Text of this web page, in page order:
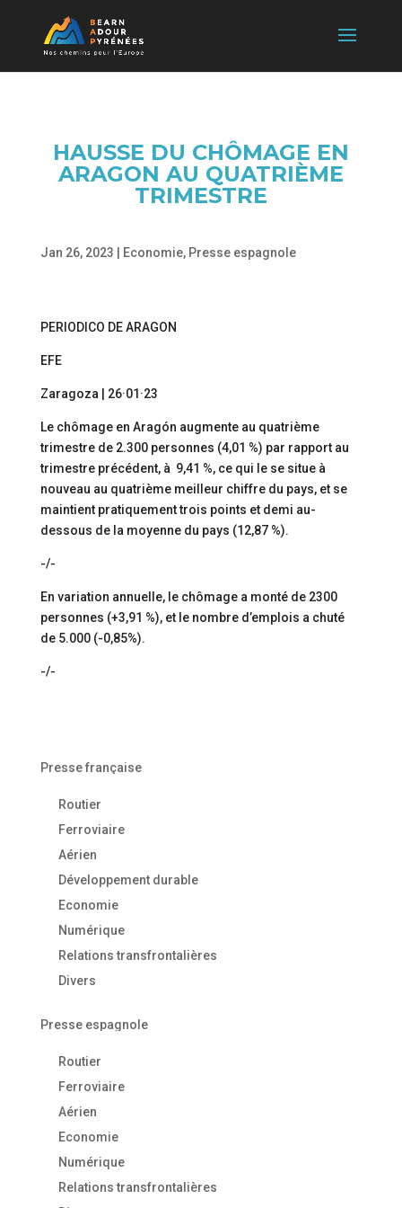
HAUSSE DU CHÔMAGE EN
ARAGON AU QUATRIÈME
TRIMESTRE
Jan 26, 2023 Economie, Presse espagnole
PERIODICO DE ARAGON
EFE
Zaragoza | 26·01·23
Le chômage en Aragón augmente au quatrième
trimestre de 2.300 personnes (4,01 %) par rapport au
trimestre précédent, à 9,41 %, ce qui le se situe à
nouveau au quatrième meilleur chiffre du pays, et se
maintient pratiquement trois points et demi au-
dessous de la moyenne du pays (12,87 %).
-/-
En variation annuelle, le chômage a monté de 2300
personnes (+3,91 %), et le nombre d’emplois a chuté
de 5.000 (-0,85%).
-/-
Presse française
Routier
Ferroviaire
Aérien
Développement durable
Economie
Numérique
Relations transfrontalières
Divers
Presse espagnole
Routier
Ferroviaire
Aérien
Economie
Numérique
Relations transfrontalières